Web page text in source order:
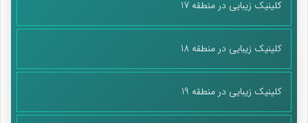
کلینیک زیبایی در منطقه 17
کلینیک زیبایی در منطقه 18
کلینیک زیبایی در منطقه 19